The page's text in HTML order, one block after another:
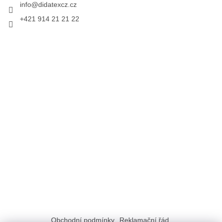
info@didatexcz.cz
+421 914 21 21 22
Obchodní podmínky Reklamační řád